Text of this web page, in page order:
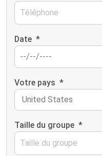
Date *
Votre pays *
Taille du groupe *